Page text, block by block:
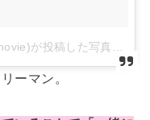
The Hobbit Movieさん(@thehobbitmovie)が投稿した写真
ーマン。